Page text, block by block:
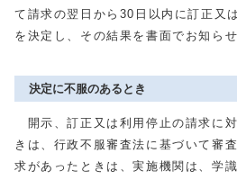
て請求の翌日から30日以内に訂正又
を決定し、その結果を書面でお知らせ
決定に不服のあるとき
開示、訂正又は利用停止の請求に
きは、行政不服審査法に基づいて審
求があったときは、実施機関は、学